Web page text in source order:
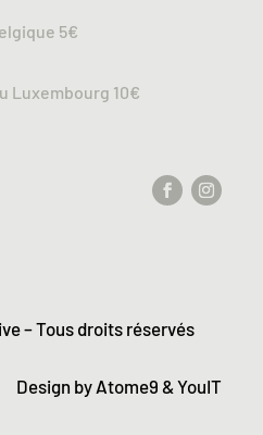
5€
Luxembourg 10€
– Tous droits réservés
Design by Atome9 &YouIT